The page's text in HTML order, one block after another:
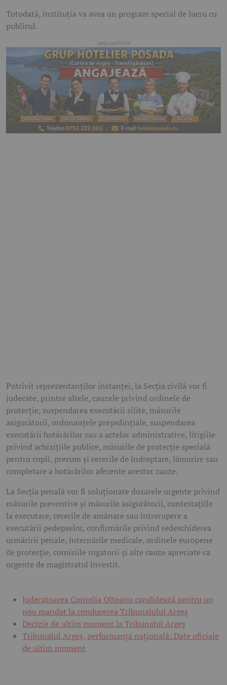
Totodată, instituția va avea un program special de lucru cu
publicul.
Potrivit reprezentanților instanței, la Secția civilă vor fi
judecate, printre altele, cauzele privind ordinele de
protecție, suspendarea executării silite, măsurile
asigurătorii, ordonanțele președințiale, suspendarea
executării hotărârilor sau a actelor administrative, litigiile
privind achizițiile publice, măsurile de protecție specială
pentru copii, precum și cererile de îndreptare, lămurire sau
completare a hotărârilor aferente acestor cauze.
La Secția penală vor fi soluționate dosarele urgente privind
măsurile preventive și măsurile asigurătorii, contestațiile
la executare, cererile de amânare sau întrerupere a
executării pedepselor, confirmările privind redeschiderea
urmăririi penale, internările medicale, ordinele europene
de protecție, comisiile rogatorii și alte cauze apreciate ca
urgente de magistratul învestit.
Judecătoarea Cornelia Olteanu candidează pentru un
nou mandat la conducerea Tribunalului Argeș
Decizie de ultim moment la Tribunalul Argeș
Tribunalul Argeș, performanță națională: Date oficiale
de ultim moment